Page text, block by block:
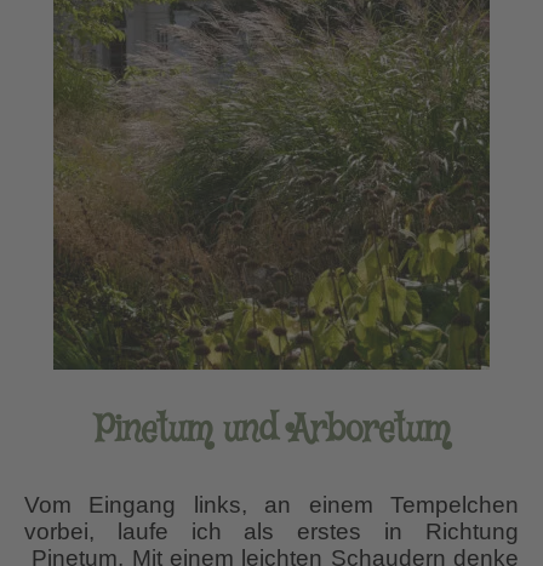
Pinetum und Arboretum
Vom Eingang links, an einem Tempelchen
vorbei, laufe ich als erstes in Richtung
Pinetum. Mit einem leichten Schaudern denke